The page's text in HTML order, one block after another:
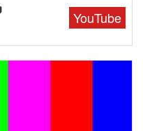
YouTube